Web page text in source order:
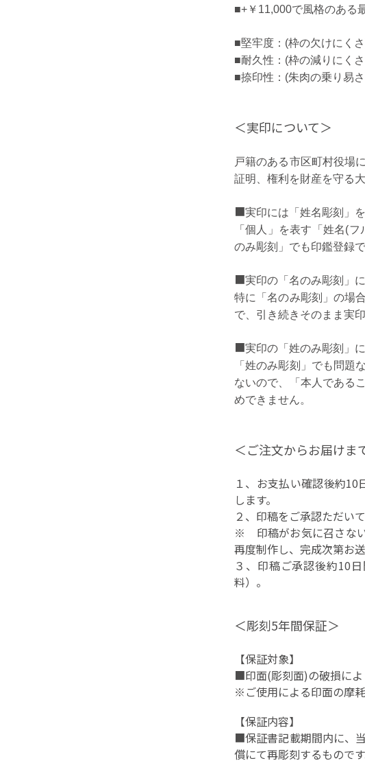
■+￥11,000で風格のある
■堅牢度：(枠の欠けにく
■耐久性：(枠の減りにく
■捺印性：(朱肉の乗り易
＜実印について＞
戸籍のある市区町村役場
証明、権利を財産を守る
■実印には「姓名彫刻」
「個人」を表す「姓名(
のみ彫刻」でも印鑑登録で
■実印の「名のみ彫刻」に
特に「名のみ彫刻」の場
で、引き続きそのまま実
■実印の「姓のみ彫刻」に
「姓のみ彫刻」でも問題
ないので、「本人である
めできません。
＜ご注文からお届けま
１、お支払い確認後約10
します。
２、印稿をご承認ただい
※ 印稿がお気に召さな
再度制作し、完成次第お送
３、印稿ご承認後約10日
料）。
＜彫刻5年間保証＞
【保証対象】
■印面(彫刻面)の破損によ
※ご使用による印面の摩
【保証内容】
■保証書記載期間内に、
償にて再彫刻するものです